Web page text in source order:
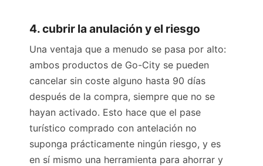
4. cubrir la anulación y el riesgo
Una ventaja que a menudo se pasa por alto:
ambos productos de Go-City se pueden
cancelar sin coste alguno hasta 90 días
después de la compra, siempre que no se
hayan activado. Esto hace que el pase
turístico comprado con antelación no
suponga prácticamente ningún riesgo, y es
en sí mismo una herramienta para ahorrar y